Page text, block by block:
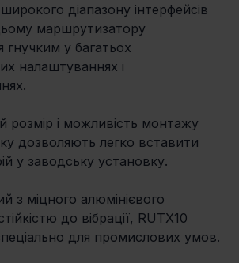
діапазону інтерфейсів
маршрутизатору
гнучким у багатьох
налаштуваннях і
розмір і можливість монтажу
дозволяють легко вставити
у заводську установку.
з міцного алюмінієвого
до вібрації, RUTX10
для промислових умов.